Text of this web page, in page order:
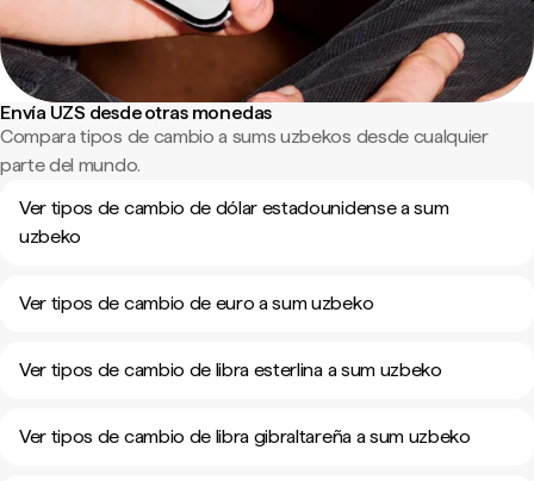
Envía UZS desde otras monedas
Compara tipos de cambio a sums uzbekos desde cualquier
parte del mundo.
Ver tipos de cambio de dólar estadounidense a sum
uzbeko
Ver tipos de cambio de euro a sum uzbeko
Ver tipos de cambio de libra esterlina a sum uzbeko
Ver tipos de cambio de libra gibraltareña a sum uzbeko